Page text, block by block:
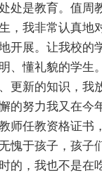
处是教育。值周
，我非常认真地
开展。让我校的
、懂礼貌的学生
更新的知识，我
的努力我又在今
师任教资格证书
愧于孩子，孩子
的，我也不是在